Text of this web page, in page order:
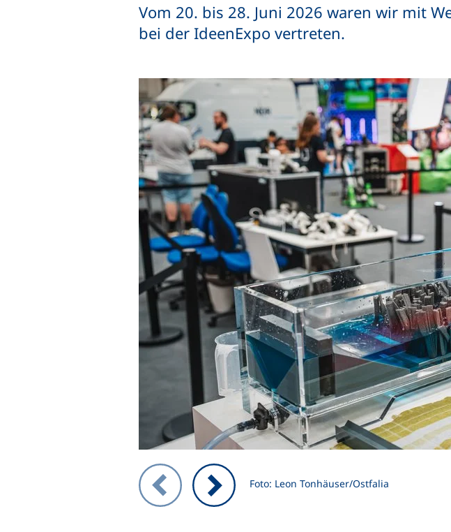
Vom 20. bis 28. Juni 2026 waren wir mit
bei der IdeenExpo vertreten.
Foto: Leon Tonhäuser/Ostfalia
Zeigt Folie 1 von 3